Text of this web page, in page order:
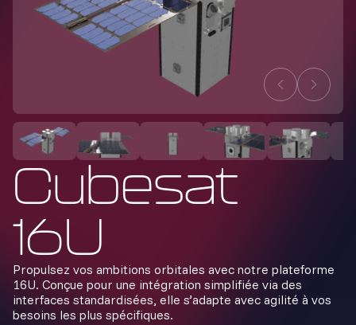
RÉFÉRENCES
NEWS
Contactez-nous
Cubesat
16U
Propulsez vos ambitions orbitales avec notre plateforme
16U. Conçue pour une intégration simplifiée via des
interfaces standardisées, elle s’adapte avec agilité à vos
besoins les plus spécifiques.